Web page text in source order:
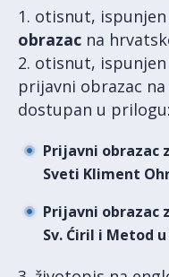
1. otisnut,
obrazac na
2. otisnut,
prijavni obrazac
dostupan u prilogu:
Prijavni obrazac
Sveti Kliment
Prijavni obrazac
Sv. Ćiril i Metod